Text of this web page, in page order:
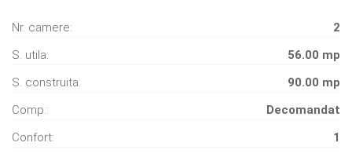
Nr. camere:
2
S. utila:
56.00 mp
S. construita:
90.00 mp
Comp.:
Decomandat
Confort:
1